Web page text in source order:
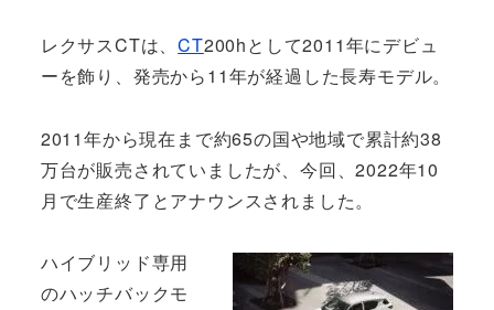
レクサスCTは、CT200hとして2011年にデビュ
ーを飾り、発売から11年が経過した長寿モデル。
2011年から現在まで約65の国や地域で累計約38
万台が販売されていましたが、今回、2022年10
月で生産終了とアナウンスされました。
ハイブリッド専用
のハッチバックモ